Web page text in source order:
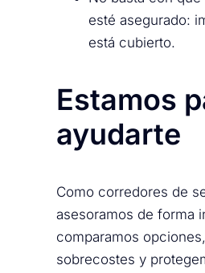
esté asegurado:
está cubierto.
Estamos
ayudarte
Como corredores de
asesoramos de forma
comparamos
sobrecostes y